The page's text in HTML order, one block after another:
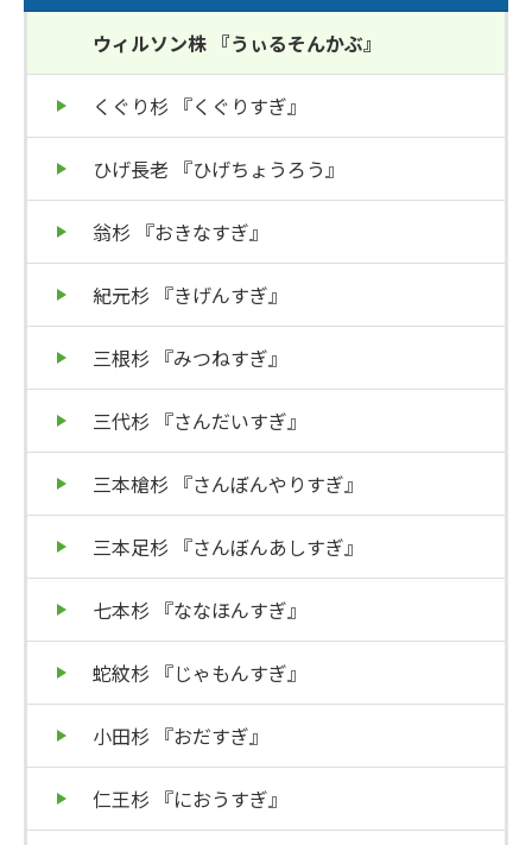
ウィルソン株 『うぃるそんかぶ』
くぐり杉 『くぐりすぎ』
ひげ長老 『ひげちょうろう』
翁杉 『おきなすぎ』
紀元杉 『きげんすぎ』
三根杉 『みつねすぎ』
三代杉 『さんだいすぎ』
三本槍杉 『さんぼんやりすぎ』
三本足杉 『さんぼんあしすぎ』
七本杉 『ななほんすぎ』
蛇紋杉 『じゃもんすぎ』
小田杉 『おだすぎ』
仁王杉 『におうすぎ』